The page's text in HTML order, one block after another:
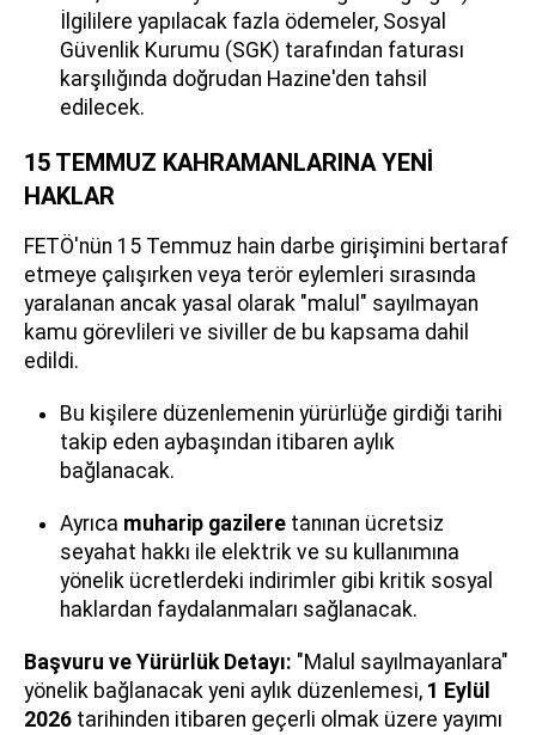
İlgililere yapılacak fazla ödemeler, Sosyal
Güvenlik Kurumu (SGK) tarafından faturası
karşılığında doğrudan Hazine'den tahsil
edilecek.
15 TEMMUZ KAHRAMANLARINA YENİ
HAKLAR
FETÖ'nün 15 Temmuz hain darbe girişimini bertaraf
etmeye çalışırken veya terör eylemleri sırasında
yaralanan ancak yasal olarak "malul" sayılmayan
kamu görevlileri ve siviller de bu kapsama dahil
edildi.
Bu kişilere düzenlemenin yürürlüğe girdiği tarihi
takip eden aybaşından itibaren aylık
bağlanacak.
Ayrıca muharip gazilere tanınan ücretsiz
seyahat hakkı ile elektrik ve su kullanımına
yönelik ücretlerdeki indirimler gibi kritik sosyal
haklardan faydalanmaları sağlanacak.
Başvuru ve Yürürlük Detayı: "Malul sayılmayanlara"
yönelik bağlanacak yeni aylık düzenlemesi, 1 Eylül
2026 tarihinden itibaren geçerli olmak üzere yayımı